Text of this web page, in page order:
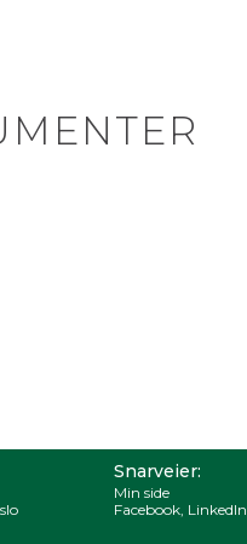
Snarveier:
Min side
Facebook, LinkedIn